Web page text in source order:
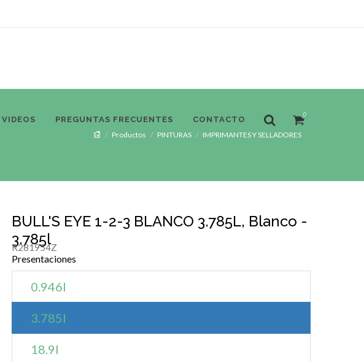
VIDEOS PREGUNTAS FRECUENTES CONTACTO
0
Productos PINTURAS IMPRIMANTES Y SELLADORES
BULL'S EYE 1-2-3 BLANCO 3.785L, Blanco -
3.785l
R281954Z
Presentaciones
0.946l
3.785l
18.9l